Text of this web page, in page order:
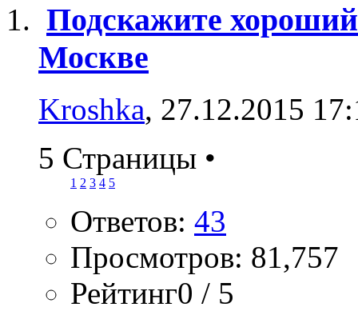
Подскажите
Москве
Kroshka, 27.12.2015
5 Страницы •
1 2 3 4 5
Ответов: 43
Просмотров: 81,757
Рейтинг0 / 5